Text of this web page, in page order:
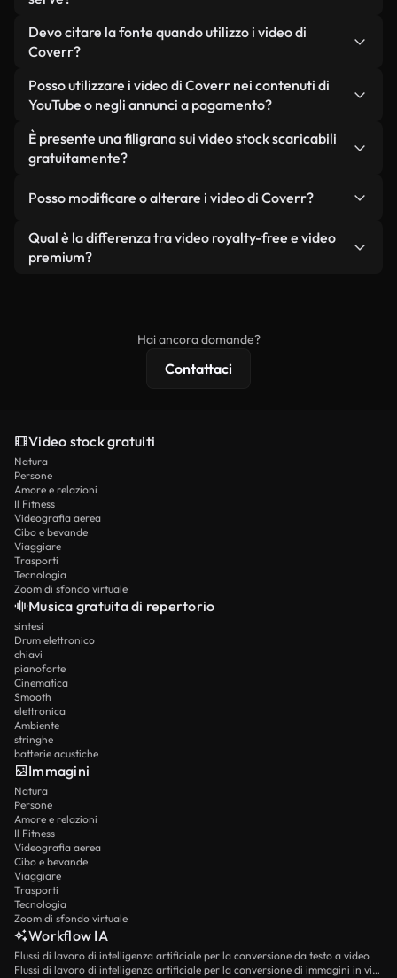
mantengono alta la qualità, riducono al minimo i
tempi di caricamento e migliorano parametri
come LCP.
Puoi crearne uno all'istante utilizzando Coverr AI
Studio. Ti basta descrivere la scena, ad esempio
secondi un video personalizzato in conformità con
i nostri standard di licenza.
Devo citare la fonte quando utilizzo i video di
Coverr?
Non è richiesto alcun riconoscimento dell'autore.
Tutti i video presenti nella nostra libreria sono
senza citare il creatore, sebbene sia sempre
gradito.
Posso utilizzare i video di Coverr nei contenuti di
YouTube o negli annunci a pagamento?
Sì. Tutti i filmati di Coverr possono essere utilizzati
in video monetizzati su YouTube, promozioni sui
condizione che non si rivendano o ridistribuiscano
È presente una filigrana sui video stock scaricabili
gratuitamente?
reali o generati dall'intelligenza artificiale, include
filigrane. Avrai a disposizione filmati puliti e pronti
all'uso.
Posso modificare o alterare i video di Coverr?
Sì. Siete liberi di tagliare, ritagliare o remixare i
nostri video. Assicuratevi solo che il prodotto
Qual è la differenza tra video royalty-free e video
premium?
Hai ancora domande?
Contattaci
Video stock gratuiti
Natura
Persone
Amore e relazioni
Il Fitness
Videografia aerea
Cibo e bevande
Viaggiare
Trasporti
Tecnologia
Zoom di sfondo virtuale
Musica gratuita di repertorio
sintesi
Drum elettronico
chiavi
pianoforte
Cinematica
Smooth
elettronica
Ambiente
stringhe
batterie acustiche
Immagini
Natura
Persone
Amore e relazioni
Il Fitness
Videografia aerea
Cibo e bevande
Viaggiare
Trasporti
Tecnologia
Zoom di sfondo virtuale
Workflow IA
Flussi di lavoro di intelligenza artificiale per la conversione da testo a video
Flussi di lavoro di intelligenza artificiale per la conversione di immagini in video